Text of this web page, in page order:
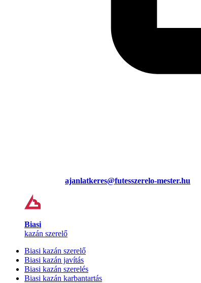
ajanlatkeres@futesszerelo-mester.hu
Biasi
kazán szerelő
Biasi kazán szerelő
Biasi kazán javítás
Biasi kazán szerelés
Biasi kazán karbantartás